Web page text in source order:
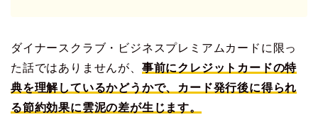
ダイナースクラブ・ビジネスプレミアムカードに限っ
た話ではありませんが、 事前にクレジットカードの特
典を理解しているかどうかで、カード発行後に得られ
る節約効果に雲泥の差が生じます。